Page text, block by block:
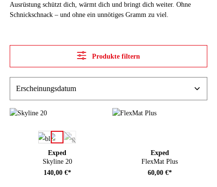
Ausrüstung schützt dich, wärmt dich und bringt dich weiter. Ohne
Schnickschnack – und ohne ein unnötiges Gramm zu viel.
Produkte filtern
Exped
Skyline 20
Farbe auswählen
(Diese Option ist zurzeit nicht verfügbar.)
140,00 €*
Exped
FlexMat Plus
60,00 €*